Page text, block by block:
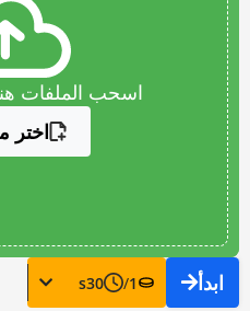
اسحب الملفات هنا
اختر
ابدأ 1
/
30
s